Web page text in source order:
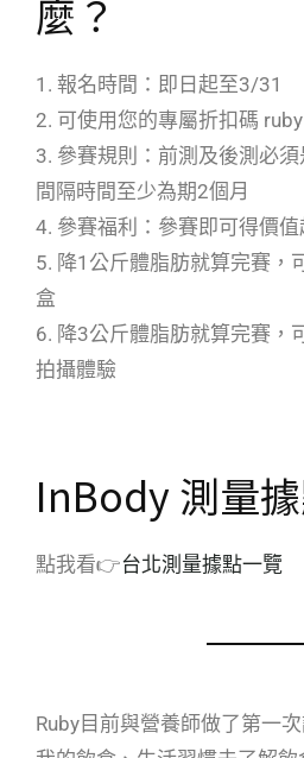
麼？
1. 報名時間：即日起至3/31
2. 可使用您的專屬折扣碼
3. 參賽規則：前測及後測必
間隔時間至少為期2個月
4. 參賽福利：參賽即可得價值
5. 降1公斤體脂肪就算完賽，
盒
6. 降3公斤體脂肪就算完賽，
拍攝體驗
InBody 測量
點我看👉台北測量據點一覽
Ruby目前與營養師做了第一